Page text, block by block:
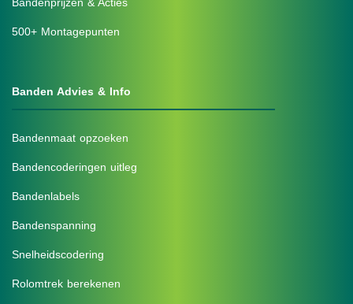
Bandenprijzen & Acties
500+ Montagepunten
Banden Advies & Info
Bandenmaat opzoeken
Bandencoderingen uitleg
Bandenlabels
Bandenspanning
Snelheidscodering
Rolomtrek berekenen